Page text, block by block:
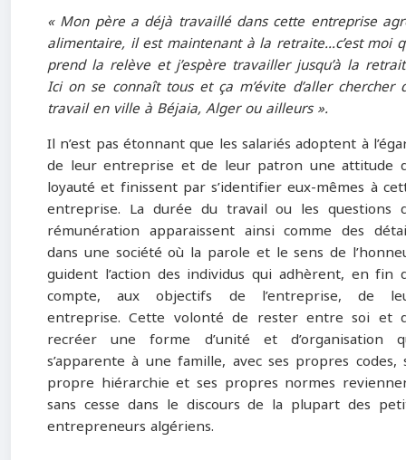
« Mon père a déjà travaillé dans cette entreprise
alimentaire, il est maintenant à la retraite…c’est moi
prend la relève et j’espère travailler jusqu’à la
Ici on se connaît tous et ça m’évite d’aller chercher
travail en ville à Béjaia, Alger ou ailleurs ».
Il n’est pas étonnant que les salariés adoptent à
de leur entreprise et de leur patron une attitude
loyauté et finissent par s’identifier eux-mêmes à
entreprise. La durée du travail ou les questions
rémunération apparaissent ainsi comme des
dans une société où la parole et le sens de
guident l’action des individus qui adhèrent, en fin
compte, aux objectifs de l’entreprise, de
entreprise. Cette volonté de rester entre soi et
recréer une forme d’unité et d’organisation
s’apparente à une famille, avec ses propres codes,
propre hiérarchie et ses propres normes
sans cesse dans le discours de la plupart des
entrepreneurs algériens.